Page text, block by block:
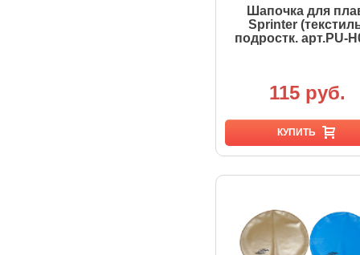
Шапочка для
Sprinter
подростк. арт.PU-
115 руб.
КУПИТЬ